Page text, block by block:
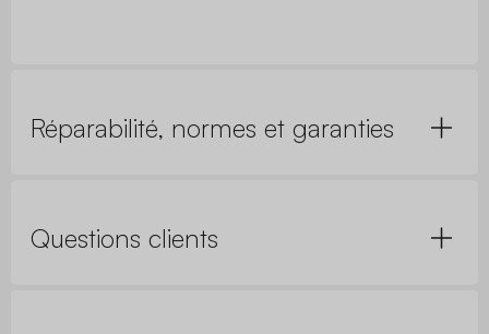
Réparabilité, normes et garanties
Questions clients